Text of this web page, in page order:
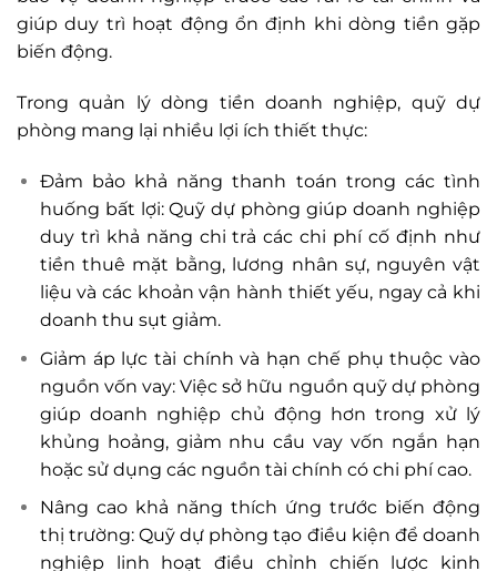
giúp duy trì hoạt động ổn định khi dòng tiền gặp
biến động.
Trong quản lý dòng tiền doanh nghiệp, quỹ dự
phòng mang lại nhiều lợi ích thiết thực:
Đảm bảo khả năng thanh toán trong các tình
huống bất lợi: Quỹ dự phòng giúp doanh nghiệp
duy trì khả năng chi trả các chi phí cố định như
tiền thuê mặt bằng, lương nhân sự, nguyên vật
liệu và các khoản vận hành thiết yếu, ngay cả khi
doanh thu sụt giảm.
Giảm áp lực tài chính và hạn chế phụ thuộc vào
nguồn vốn vay: Việc sở hữu nguồn quỹ dự phòng
giúp doanh nghiệp chủ động hơn trong xử lý
khủng hoảng, giảm nhu cầu vay vốn ngắn hạn
hoặc sử dụng các nguồn tài chính có chi phí cao.
Nâng cao khả năng thích ứng trước biến động
thị trường: Quỹ dự phòng tạo điều kiện để doanh
nghiệp linh hoạt điều chỉnh chiến lược kinh